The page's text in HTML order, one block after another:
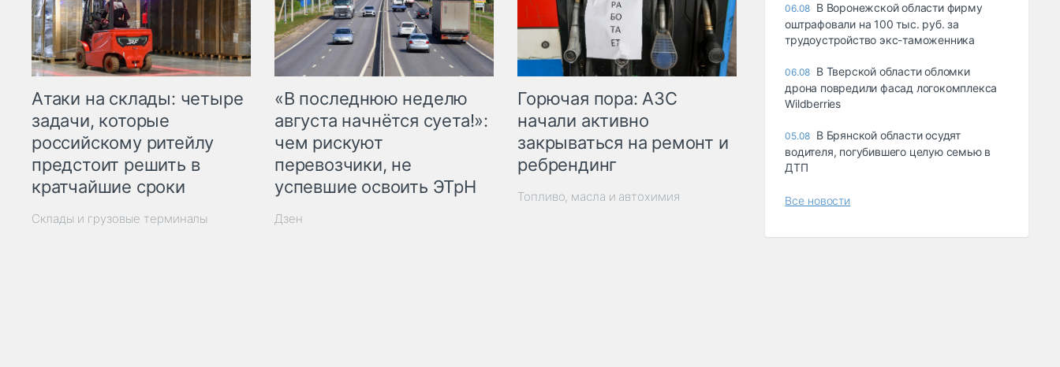
Атаки на склады: четыре
задачи, которые
российскому ритейлу
предстоит решить в
кратчайшие сроки
Склады и грузовые терминалы
«В последнюю неделю
августа начнётся суета!»:
чем рискуют
перевозчики, не
успевшие освоить ЭТрН
Дзен
Горючая пора: АЗС
начали активно
закрываться на ремонт и
ребрендинг
Топливо, масла и автохимия
06.08 В Воронежской области фирму
оштрафовали на 100 тыс. руб. за
трудоустройство экс-таможенника
06.08 В Тверской области обломки
дрона повредили фасад логокомплекса
Wildberries
05.08 В Брянской области осудят
водителя, погубившего целую семью в
ДТП
Все новости